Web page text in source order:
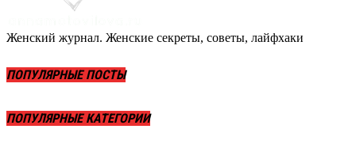
Женский журнал. Женские секреты, советы, лайфхаки
ПОПУЛЯРНЫЕ ПОСТЫ
ПОПУЛЯРНЫЕ КАТЕГОРИИ